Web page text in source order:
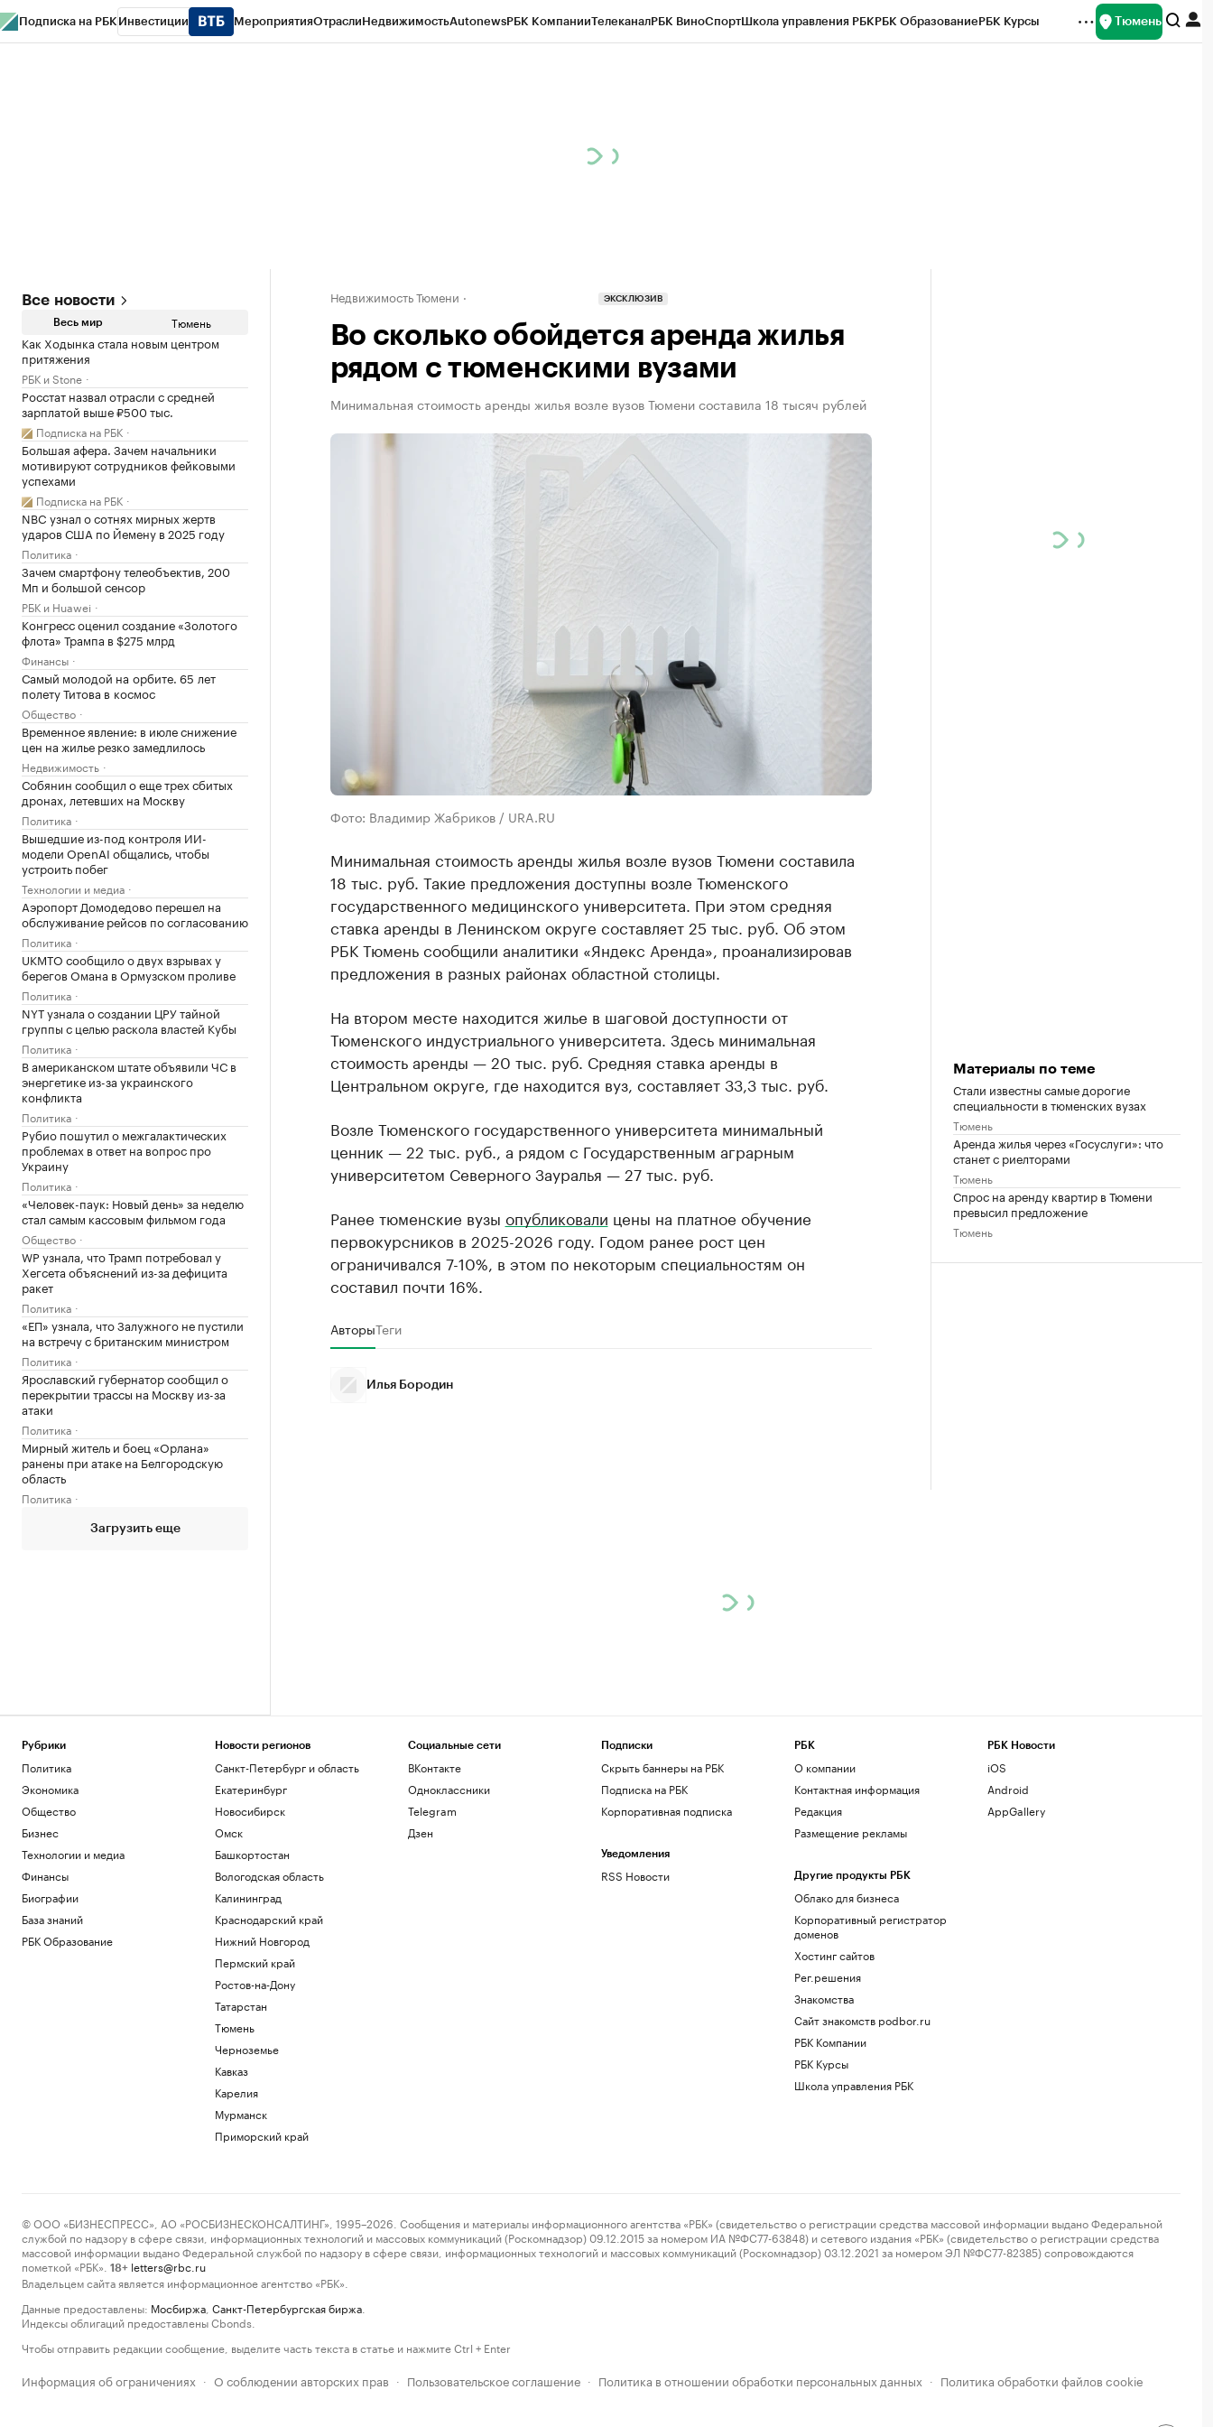
Подписка на РБК Инвестиции МероприятияОтраслиНедвижимостьAutonewsРБК КомпанииТелеканалРБК ВиноСпортШкола управления РБКРБК ОбразованиеРБК Курсы Тюмень
Все новости
Весь мир Тюмень
Как Ходынка стала новым центром
притяжения
РБК и Stone
Росстат назвал отрасли с средней
зарплатой выше ₽500 тыс.
Подписка на РБК
Большая афера. Зачем начальники
мотивируют сотрудников фейковыми
успехами
Подписка на РБК
NBC узнал о сотнях мирных жертв
ударов США по Йемену в 2025 году
Политика
Зачем смартфону телеобъектив, 200
Мп и большой сенсор
РБК и Huawei
Конгресс оценил создание «Золотого
флота» Трампа в $275 млрд
Финансы
Самый молодой на орбите. 65 лет
полету Титова в космос
Общество
Временное явление: в июле снижение
цен на жилье резко замедлилось
Недвижимость
Собянин сообщил о еще трех сбитых
дронах, летевших на Москву
Политика
Вышедшие из-под контроля ИИ-
модели OpenAI общались, чтобы
устроить побег
Технологии и медиа
Аэропорт Домодедово перешел на
обслуживание рейсов по согласованию
Политика
UKMTO сообщило о двух взрывах у
берегов Омана в Ормузском проливе
Политика
NYT узнала о создании ЦРУ тайной
группы с целью раскола властей Кубы
Политика
В американском штате объявили ЧС в
энергетике из-за украинского
конфликта
Политика
Рубио пошутил о межгалактических
проблемах в ответ на вопрос про
Украину
Политика
«Человек-паук: Новый день» за неделю
стал самым кассовым фильмом года
Общество
WP узнала, что Трамп потребовал у
Хегсета объяснений из-за дефицита
ракет
Политика
«ЕП» узнала, что Залужного не пустили
на встречу с британским министром
Политика
Ярославский губернатор сообщил о
перекрытии трассы на Москву из-за
атаки
Политика
Мирный житель и боец «Орлана»
ранены при атаке на Белгородскую
область
Политика
Загрузить еще
Недвижимость Тюмени ЭКСКЛЮЗИВ
Во сколько обойдется аренда жилья
рядом с тюменскими вузами
Минимальная стоимость аренды жилья возле вузов Тюмени составила 18 тысяч рублей
Фото: Владимир Жабриков / URA.RU
Минимальная стоимость аренды жилья возле вузов Тюмени составила
18 тыс. руб. Такие предложения доступны возле Тюменского
государственного медицинского университета. При этом средняя
ставка аренды в Ленинском округе составляет 25 тыс. руб. Об этом
РБК Тюмень сообщили аналитики «Яндекс Аренда», проанализировав
предложения в разных районах областной столицы.
На втором месте находится жилье в шаговой доступности от
Тюменского индустриального университета. Здесь минимальная
стоимость аренды — 20 тыс. руб. Средняя ставка аренды в
Центральном округе, где находится вуз, составляет 33,3 тыс. руб.
Возле Тюменского государственного университета минимальный
ценник — 22 тыс. руб., а рядом с Государственным аграрным
университетом Северного Зауралья — 27 тыс. руб.
Ранее тюменские вузы опубликовали цены на платное обучение
первокурсников в 2025-2026 году. Годом ранее рост цен
ограничивался 7-10%, в этом по некоторым специальностям он
составил почти 16%.
АвторыТеги
Илья Бородин
Материалы по теме
Стали известны самые дорогие
специальности в тюменских вузах
Тюмень
Аренда жилья через «Госуслуги»: что
станет с риелторами
Тюмень
Спрос на аренду квартир в Тюмени
превысил предложение
Тюмень
Рубрики
Политика
Экономика
Общество
Бизнес
Технологии и медиа
Финансы
Биографии
База знаний
РБК Образование
Новости регионов
Санкт-Петербург и область
Екатеринбург
Новосибирск
Омск
Башкортостан
Вологодская область
Калининград
Краснодарский край
Нижний Новгород
Пермский край
Ростов-на-Дону
Татарстан
Тюмень
Черноземье
Кавказ
Карелия
Мурманск
Приморский край
Социальные сети
ВКонтакте
Одноклассники
Telegram
Дзен
Подписки
Скрыть баннеры на РБК
Подписка на РБК
Корпоративная подписка
Уведомления
RSS Новости
РБК
О компании
Контактная информация
Редакция
Размещение рекламы
Другие продукты РБК
Облако для бизнеса
Корпоративный регистратор
доменов
Хостинг сайтов
Рег.решения
Знакомства
Сайт знакомств podbor.ru
РБК Компании
РБК Курсы
Школа управления РБК
РБК Новости
iOS
Android
AppGallery
© ООО «БИЗНЕСПРЕСС», АО «РОСБИЗНЕСКОНСАЛТИНГ», 1995–2026. Сообщения и материалы информационного агентства «РБК» (свидетельство о регистрации средства массовой информации выдано Федеральной
службой по надзору в сфере связи, информационных технологий и массовых коммуникаций (Роскомнадзор) 09.12.2015 за номером ИА №ФС77-63848) и сетевого издания «РБК» (свидетельство о регистрации средства
массовой информации выдано Федеральной службой по надзору в сфере связи, информационных технологий и массовых коммуникаций (Роскомнадзор) 03.12.2021 за номером ЭЛ №ФС77-82385) сопровождаются
пометкой «РБК».
18+ letters@rbc.ru
Владельцем сайта является информационное агентство «РБК».
Данные предоставлены: Мосбиржа Санкт-Петербургская биржа
Индексы облигаций предоставлены Cbonds.
Чтобы отправить редакции сообщение, выделите часть текста в статье и нажмите Ctrl + Enter
Информация об ограничениях · О соблюдении авторских прав · Пользовательское соглашение · Политика в отношении обработки персональных данных · Политика обработки файлов cookie